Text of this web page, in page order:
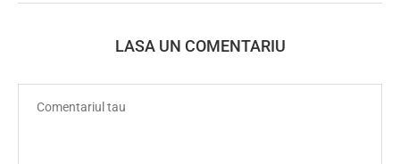
LASA UN COMENTARIU